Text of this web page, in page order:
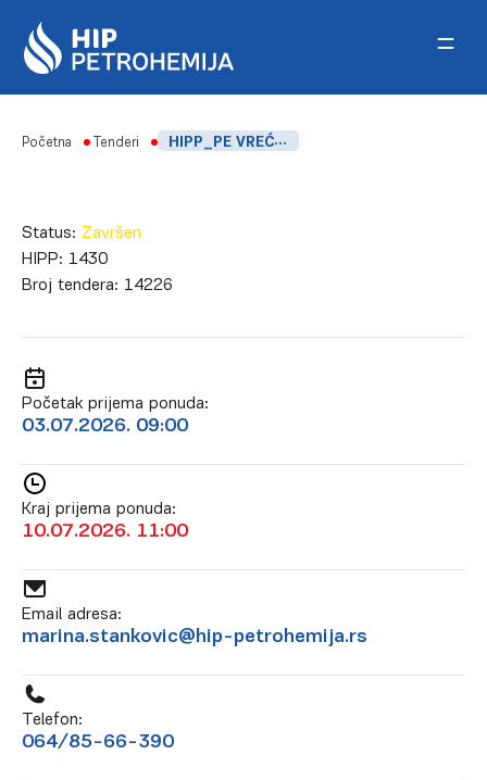
Početna Tenderi HIPP_PE VREĆE ZA DRVENE BOKS PALETE
Status: Završen
HIPP: 1430
Broj tendera: 14226
Početak prijema ponuda:
03.07.2026. 09:00
Kraj prijema ponuda:
10.07.2026. 11:00
Email adresa:
marina.stankovic@hip-petrohemija.rs
Telefon:
064/85-66-390